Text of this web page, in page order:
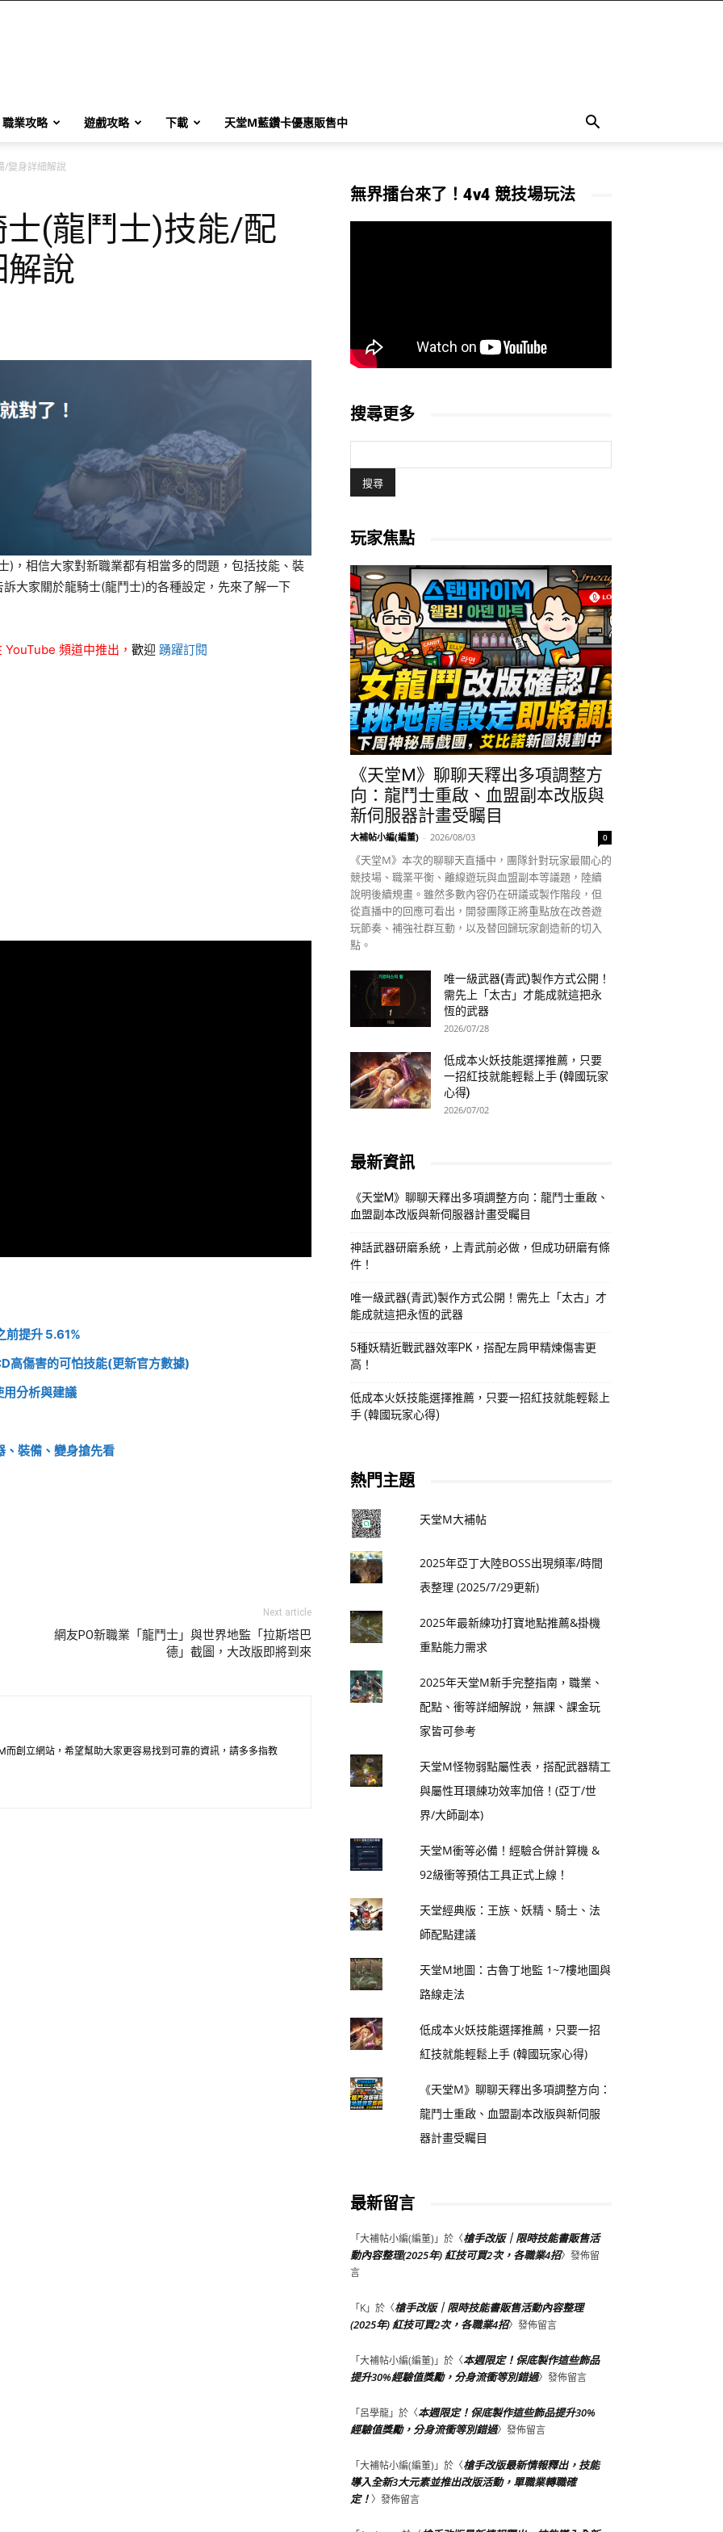
職業攻略 遊戲攻略 下載 天堂M藍鑽卡優惠販售中
/變身詳細解說
(龍鬥士)技能/配
說
)，相信大家對新職業都有相當多的問題，包括技能、裝
大家關於龍騎士(龍鬥士)的各種設定，先來了解一下
頻道中推出， 歡迎 踴躍訂閱
前提升 5.61%
高傷害的可怕技能(更新官方數據)
分析與建議
裝備、變身搶先看
Next article
網友PO新職業「龍鬥士」與世界地監「拉斯塔巴
德」截圖，大改版即將到來
而創立網站，希望幫助大家更容易找到可靠的資訊，請多多指教
無界擂台來了！4v4 競技場玩法
搜尋更多
玩家焦點
《天堂M》聊聊天釋出多項調整方
向：龍鬥士重啟、血盟副本改版與
新伺服器計畫受矚目
大補帖小編(編董) - 2026/08/03 0
《天堂M》本次的聊聊天直播中，團隊針對玩家最關心的
競技場、職業平衡、離線遊玩與血盟副本等議題，陸續
說明後續規畫。雖然多數內容仍在研議或製作階段，但
從直播中的回應可看出，開發團隊正將重點放在改善遊
玩節奏、補強社群互動，以及替回歸玩家創造新的切入
點。
唯一級武器(青武)製作方式公開！
需先上「太古」才能成就這把永
恆的武器
2026/07/28
低成本火妖技能選擇推薦，只要
一招紅技就能輕鬆上手 (韓國玩家
心得)
2026/07/02
最新資訊
《天堂M》聊聊天釋出多項調整方向：龍鬥士重啟、
血盟副本改版與新伺服器計畫受矚目
神話武器研磨系統，上青武前必做，但成功研磨有條
件！
唯一級武器(青武)製作方式公開！需先上「太古」才
能成就這把永恆的武器
5種妖精近戰武器效率PK，搭配左肩甲精煉傷害更
高！
低成本火妖技能選擇推薦，只要一招紅技就能輕鬆上
手 (韓國玩家心得)
熱門主題
天堂M大補帖
2025年亞丁大陸BOSS出現頻率/時間
表整理 (2025/7/29更新)
2025年最新練功打寶地點推薦&掛機
重點能力需求
2025年天堂M新手完整指南，職業、
配點、衝等詳細解說，無課、課金玩
家皆可參考
天堂M怪物弱點屬性表，搭配武器精工
與屬性耳環練功效率加倍！(亞丁/世
界/大師副本)
天堂M衝等必備！經驗合併計算機 &
92級衝等預估工具正式上線！
天堂經典版：王族、妖精、騎士、法
師配點建議
天堂M地圖：古魯丁地監 1~7樓地圖與
路線走法
低成本火妖技能選擇推薦，只要一招
紅技就能輕鬆上手 (韓國玩家心得)
《天堂M》聊聊天釋出多項調整方向：
龍鬥士重啟、血盟副本改版與新伺服
器計畫受矚目
最新留言
「大補帖小編(編董) 」於〈槍手改版｜限時技能書販售活
動內容整理(2025年) 紅技可買2次，各職業4招〉發佈留
言
「K」於〈槍手改版｜限時技能書販售活動內容整理
(2025年) 紅技可買2次，各職業4招〉發佈留言
「大補帖小編(編董) 」於〈本週限定！保底製作這些飾品
提升30%經驗值獎勵，分身流衝等別錯過〉發佈留言
「呂學龍」於〈本週限定！保底製作這些飾品提升30%
經驗值獎勵，分身流衝等別錯過〉發佈留言
「大補帖小編(編董) 」於〈槍手改版最新情報釋出，技能
導入全新3大元素並推出改版活動，單職業轉職確
定！〉發佈留言